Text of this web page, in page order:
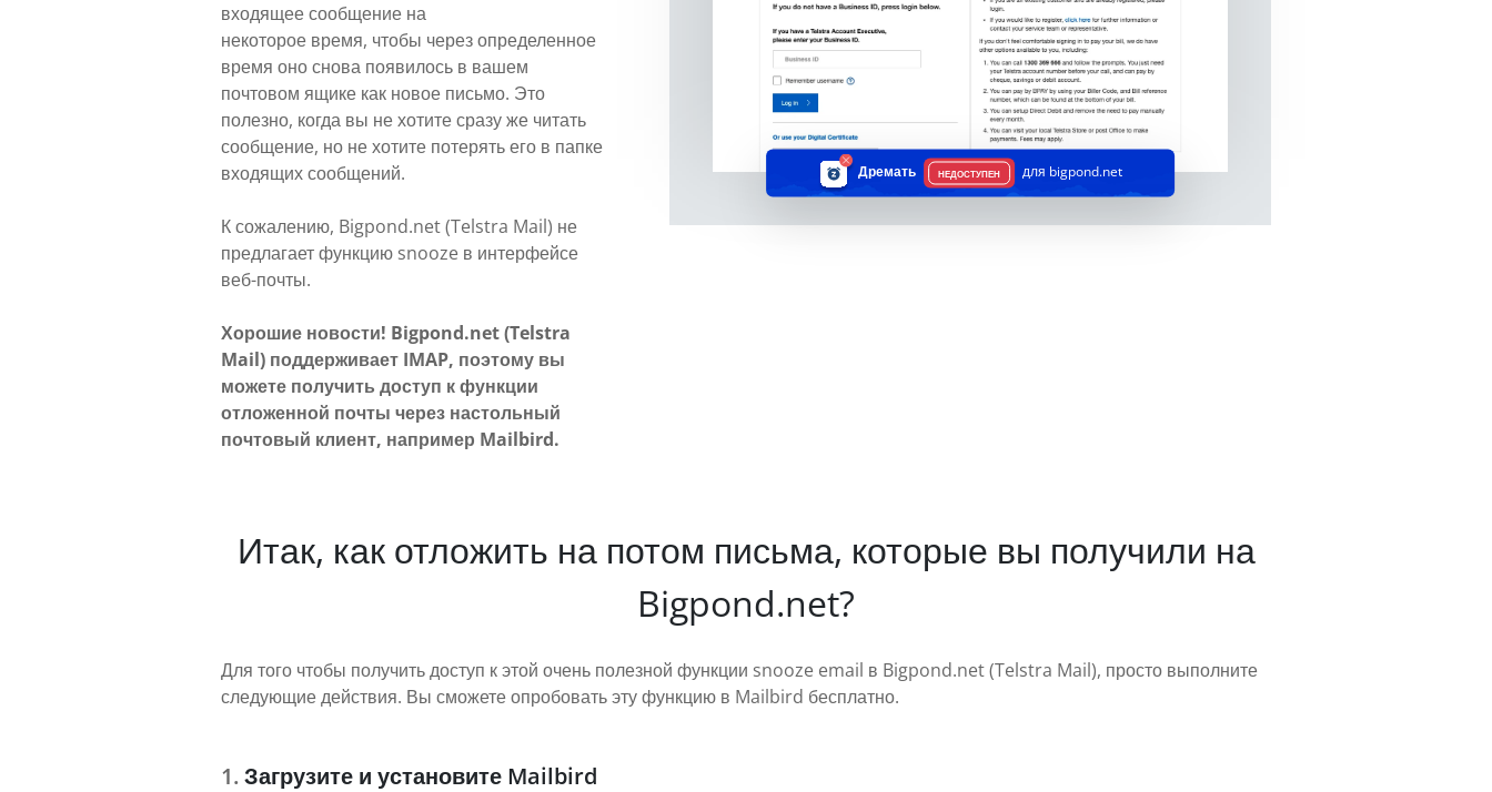
входящее сообщение на
некоторое время, чтобы через определенное
время оно снова появилось в вашем
почтовом ящике как новое письмо. Это
полезно, когда вы не хотите сразу же читать
сообщение, но не хотите потерять его в папке
входящих сообщений.
К сожалению, Bigpond.net (Telstra Mail) не
предлагает функцию snooze в интерфейсе
веб-почты.
Хорошие новости! Bigpond.net (Telstra
Mail) поддерживает IMAP, поэтому вы
можете получить доступ к функции
отложенной почты через настольный
почтовый клиент, например Mailbird.
Дремать НЕДОСТУПЕН для bigpond.net
Итак, как отложить на потом письма, которые вы получили на
Bigpond.net?
Для того чтобы получить доступ к этой очень полезной функции snooze email в Bigpond.net (Telstra Mail), просто выполните
следующие действия. Вы сможете опробовать эту функцию в Mailbird бесплатно.
Загрузите и установите Mailbird